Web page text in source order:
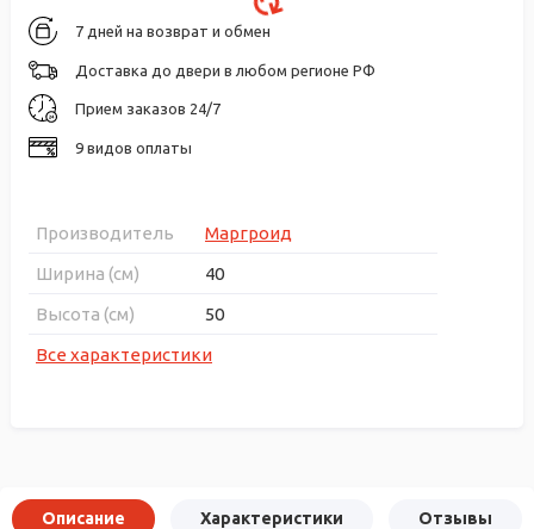
7 дней на возврат и обмен
Доставка до двери в любом регионе РФ
Прием заказов 24/7
9 видов оплаты
Производитель
Маргроид
Ширина (см)
40
Высота (см)
50
Все характеристики
Описание Характеристики Отзывы